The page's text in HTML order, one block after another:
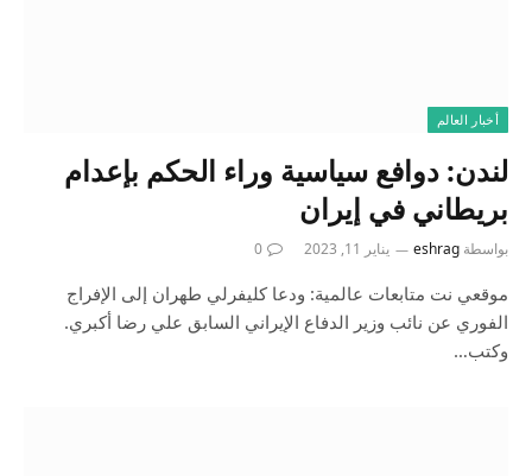
أخبار العالم
لندن: دوافع سياسية وراء الحكم بإعدام
بريطاني في إيران
بواسطة eshrag يناير 11, 2023 0
موقعي نت متابعات عالمية: ودعا كليفرلي طهران إلى الإفراج
الفوري عن نائب وزير الدفاع الإيراني السابق علي رضا أكبري.
وكتب…